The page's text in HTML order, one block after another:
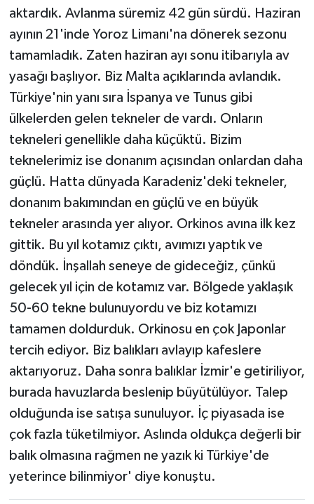
aktardık. Avlanma süremiz 42 gün sürdü. Haziran
ayının 21'inde Yoroz Limanı'na dönerek sezonu
tamamladık. Zaten haziran ayı sonu itibarıyla av
yasağı başlıyor. Biz Malta açıklarında avlandık.
Türkiye'nin yanı sıra İspanya ve Tunus gibi
ülkelerden gelen tekneler de vardı. Onların
tekneleri genellikle daha küçüktü. Bizim
teknelerimiz ise donanım açısından onlardan daha
güçlü. Hatta dünyada Karadeniz'deki tekneler,
donanım bakımından en güçlü ve en büyük
tekneler arasında yer alıyor. Orkinos avına ilk kez
gittik. Bu yıl kotamız çıktı, avımızı yaptık ve
döndük. İnşallah seneye de gideceğiz, çünkü
gelecek yıl için de kotamız var. Bölgede yaklaşık
50-60 tekne bulunuyordu ve biz kotamızı
tamamen doldurduk. Orkinosu en çok Japonlar
tercih ediyor. Biz balıkları avlayıp kafeslere
aktarıyoruz. Daha sonra balıklar İzmir'e getiriliyor,
burada havuzlarda beslenip büyütülüyor. Talep
olduğunda ise satışa sunuluyor. İç piyasada ise
çok fazla tüketilmiyor. Aslında oldukça değerli bir
balık olmasına rağmen ne yazık ki Türkiye'de
yeterince bilinmiyor' diye konuştu.